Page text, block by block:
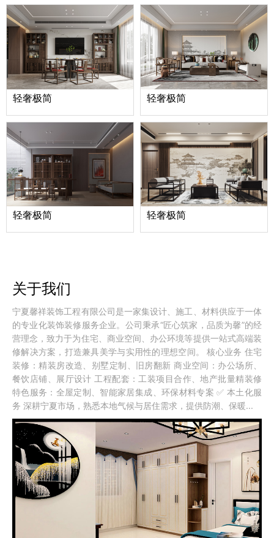
轻奢极简 轻奢极简
轻奢极简 轻奢极简
关于我们
宁夏馨祥装饰工程有限公司是一家集设计、施工、材料供应于一体
的专业化装饰装修服务企业。公司秉承“匠心筑家，品质为馨”的经
营理念，致力于为住宅、商业空间、办公环境等提供一站式高端装
修解决方案，打造兼具美学与实用性的理想空间。 核心业务 住宅
装修：精装房改造、别墅定制、旧房翻新 商业空间：办公场所、
餐饮店铺、展厅设计 工程配套：工装项目合作、地产批量精装修
特色服务：全屋定制、智能家居集成、环保材料专案 ✅ 本土化服
务 深耕宁夏市场，熟悉本地气候与居住需求，提供防潮、保暖...